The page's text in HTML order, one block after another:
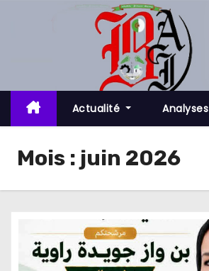
t
c
t
Actualité Analyses
Mois : juin 2026